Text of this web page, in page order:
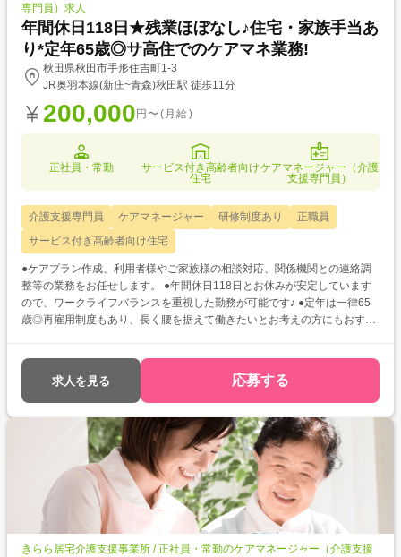
専門員）求人
年間休日118日★残業ほぼなし♪住宅・家族手当あ
り*定年65歳◎サ高住でのケアマネ業務!
秋田県秋田市手形住吉町1-3
JR奥羽本線(新庄~青森)秋田駅 徒歩11分
200,000 円〜(月給)
正社員・常勤
サービス付き高齢者向け
住宅
ケアマネージャー（介護
支援専門員）
介護支援専門員 ケアマネージャー 研修制度あり
正職員
サービス付き高齢者向け住宅
●ケアプラン作成、利用者様やご家族様の相談対応、関係機関との連絡調
整等の業務をお任せします。 ●年間休日118日とお休みが安定しています
ので、ワークライフバランスを重視した勤務が可能です♪ ●定年は一律65
歳◎再雇用制度もあり、長く腰を据えて働きたいとお考えの方にもおすす
求人を見る 応募する
きらら居宅介護支援事業所 / 正社員・常勤のケアマネージャー（介護支援